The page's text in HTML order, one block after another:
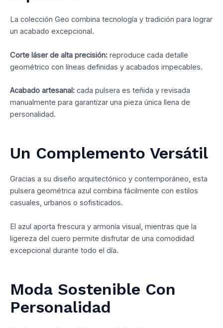
La colección Geo combina tecnología y tradición para lograr
un acabado excepcional.
Corte láser de alta precisión: reproduce cada detalle
geométrico con líneas definidas y acabados impecables.
Acabado artesanal: cada pulsera es teñida y revisada
manualmente para garantizar una pieza única llena de
personalidad.
Un Complemento Versátil
Gracias a su diseño arquitectónico y contemporáneo, esta
pulsera geométrica azul combina fácilmente con estilos
casuales, urbanos o sofisticados.
El azul aporta frescura y armonía visual, mientras que la
ligereza del cuero permite disfrutar de una comodidad
excepcional durante todo el día.
Moda Sostenible Con
Personalidad